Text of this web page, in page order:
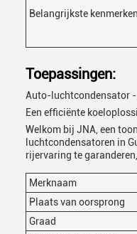
Belangrijkste kenmerken
Toepassingen:
Auto-luchtcondensator -
Een efficiënte
Welkom bij JNA, een
luchtcondensatoren in
rijervaring te
Merknaam
Plaats van oorsprong
Graad